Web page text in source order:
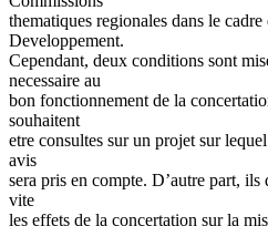
thematiques regionales dans le
Developpement.
Cependant, deux conditions sont
necessaire au
bon fonctionnement de la
souhaitent
etre consultes sur un projet sur
avis
sera pris en compte. D’autre part,
vite
les effets de la concertation sur la